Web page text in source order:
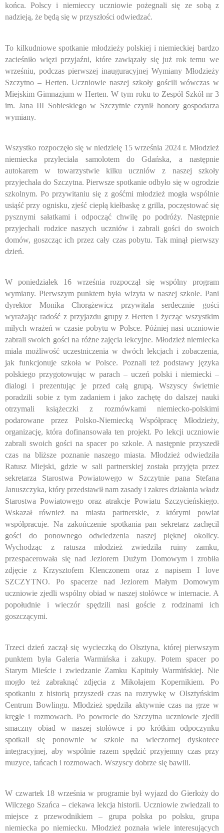
końca. Polscy i niemieccy uczniowie pożegnali się ze sobą z
nadzieją, że będą się w przyszłości odwiedzać.
To kilkudniowe spotkanie młodzieży polskiej i niemieckiej bardzo
zacieśniło więzi przyjaźni, które zawiązały się już rok temu we
wrześniu, podczas pierwszej inauguracyjnej Wymiany Młodzieży
Szczytno – Herten. Uczniowie naszej szkoły gościli wówczas w
Miejskim Gimnazjum w Herten. W tym roku to Zespół Szkół nr 3
im. Jana III Sobieskiego w Szczytnie czynił honory gospodarza
wymiany.
Wszystko rozpoczęło się w niedzielę 15 września 2024 r. Młodzież
niemiecka przyleciała samolotem do Gdańska, a następnie
autokarem w towarzystwie kilku uczniów z naszej szkoły
przyjechała do Szczytna. Pierwsze spotkanie odbyło się w ogrodzie
szkolnym. Po przywitaniu się z gośćmi młodzież mogła wspólnie
usiąść przy ognisku, zjeść ciepłą kiełbaskę z grilla, poczęstować się
pysznymi sałatkami i odpocząć chwilę po podróży. Następnie
przyjechali rodzice naszych uczniów i zabrali gości do swoich
domów, goszcząc ich przez cały czas pobytu. Tak minął pierwszy
dzień.
W poniedziałek 16 września rozpoczął się wspólny program
wymiany. Pierwszym punktem była wizyta w naszej szkole. Pani
dyrektor Monika Chorążewicz przywitała serdecznie gości
wyrażając radość z przyjazdu grupy z Herten i życząc wszystkim
miłych wrażeń w czasie pobytu w Polsce. Później nasi uczniowie
zabrali swoich gości na różne zajęcia lekcyjne. Młodzież niemiecka
miała możliwość uczestniczenia w dwóch lekcjach i zobaczenia,
jak funkcjonuje szkoła w Polsce. Poznali też podstawy języka
polskiego przygotowując w parach – uczeń polski i niemiecki –
dialogi i prezentując je przed całą grupą. Wszyscy świetnie
poradzili sobie z tym zadaniem i jako zachętę do dalszej nauki
otrzymali książeczki z rozmówkami niemiecko-polskimi
podarowane przez Polsko-Niemiecką Współpracę Młodzieży,
organizację, która dofinansowała ten projekt. Po lekcji uczniowie
zabrali swoich gości na spacer po szkole. A następnie przyszedł
czas na bliższe poznanie naszego miasta. Młodzież odwiedziła
Ratusz Miejski, gdzie w sali partnerskiej została przyjęta przez
sekretarza Starostwa Powiatowego w Szczytnie pana Stefana
Januszczyka, który przedstawił nam zasady i zakres działania władz
Starostwa Powiatowego oraz atrakcje Powiatu Szczycieńskiego.
Wskazał również na miasta partnerskie, z którymi powiat
współpracuje. Na zakończenie spotkania pan sekretarz zachęcił
gości do ponownego odwiedzenia naszej pięknej okolicy.
Wychodząc z ratusza młodzież zwiedziła ruiny zamku,
przespacerowała się nad Jeziorem Dużym Domowym i zrobiła
zdjęcie z Krzysztofem Klenczonem oraz z napisem I love
SZCZYTNO. Po spacerze nad Jeziorem Małym Domowym
uczniowie zjedli wspólny obiad w naszej stołówce w internacie. A
popołudnie i wieczór spędzili nasi goście z rodzinami ich
goszczącymi.
Trzeci dzień zaczął się wycieczką do Olsztyna, której pierwszym
punktem była Galeria Warmińska i zakupy. Potem spacer po
Starym Mieście i zwiedzanie Zamku Kapituły Warmińskiej. Nie
mogło też zabraknąć zdjęcia z Mikołajem Kopernikiem. Po
spotkaniu z historią przyszedł czas na rozrywkę w Olsztyńskim
Centrum Bowlingu. Młodzież spędziła aktywnie czas na grze w
kręgle i rozmowach. Po powrocie do Szczytna uczniowie zjedli
smaczny obiad w naszej stołówce i po krótkim odpoczynku
spotkali się ponownie w szkole na wieczornej dyskotece
integracyjnej, aby wspólnie razem spędzić przyjemny czas przy
muzyce, tańcach i rozmowach. Wszyscy dobrze się bawili.
W czwartek 18 września w programie był wyjazd do Gierłoży do
Wilczego Szańca – ciekawa lekcja historii. Uczniowie zwiedzali to
miejsce z przewodnikiem – grupa polska po polsku, grupa
niemiecka po niemiecku. Młodzież poznała wiele interesujących